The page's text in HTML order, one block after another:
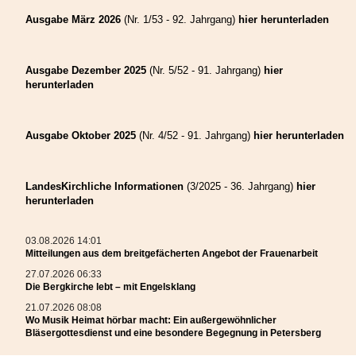
diese Form der erzwungenen Nähe war. Heute ist die Versöhnungskammer
ein beliebtes Ziel für Besucher und ein eindrucksvolles Zeugnis der
Mitteilungen aus dem
Frauenarbeit
Ausgabe März 2026 (Nr. 1/53 - 92. Jahrgang) hier herunterladen
Ausgabe Dezember 2025 (Nr. 5/52 - 91. Jahrgang) hier
herunterladen
Ausgabe Oktober 2025 (Nr. 4/52 - 91. Jahrgang) hier herunterladen
LandesKirchliche Informationen (3/2025 - 36. Jahrgang) hier
herunterladen
03.08.2026 14:01
Mitteilungen aus dem breitgefächerten Angebot der Frauenarbeit
27.07.2026 06:33
Die Bergkirche lebt – mit Engelsklang
21.07.2026 08:08
Wo Musik Heimat hörbar macht: Ein außergewöhnlicher
Bläsergottesdienst und eine besondere Begegnung in Petersberg